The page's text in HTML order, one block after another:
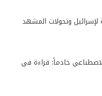
لإسرائيل وتحولات المشهد
خادماً: قراءة في